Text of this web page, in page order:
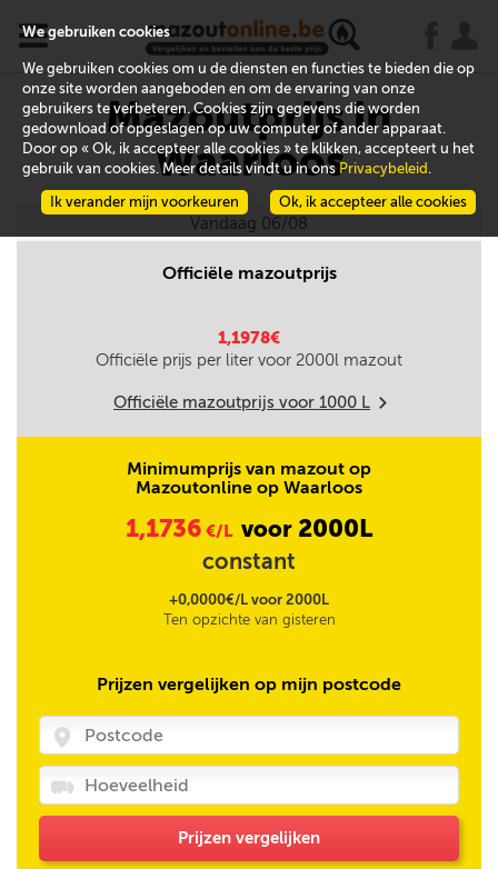
x
Mazoutprijs in
Waarloos
Vandaag 06/08
Officiële mazoutprijs
1,1978€
Officiële prijs per liter voor 2000l mazout
Officiële mazoutprijs voor 1000 L m
Minimumprijs van mazout op
Mazoutonline op Waarloos
1,1736 €/L voor 2000L
constant
+0,0000€/L voor 2000L
Ten opzichte van gisteren
Prijzen vergelijken op mijn postcode
Prijzen vergelijken
We gebruiken cookies
We gebruiken cookies om u de diensten en functies te bieden die op
onze site worden aangeboden en om de ervaring van onze
gebruikers te verbeteren. Cookies zijn gegevens die worden
gedownload of opgeslagen op uw computer of ander apparaat.
Door op « Ok, ik accepteer alle cookies » te klikken, accepteert u het
gebruik van cookies. Meer details vindt u in onsPrivacybeleid .
Ok, ik accepteer alle cookies
Ik verander mijn voorkeuren